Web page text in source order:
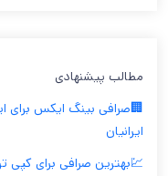
مطالب پیشنهادی
ایرانیان
💹بهترین صرافی برای کپی